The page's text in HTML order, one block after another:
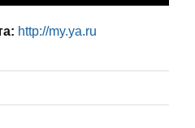
http://my.ya.ru